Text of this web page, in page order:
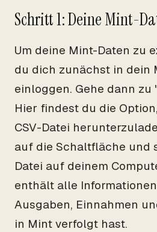
Schritt 1: Deine Mint-
Um deine Mint-Daten zu
du dich zunächst in dein
einloggen. Gehe dann zu
Hier findest du die
CSV-Datei
auf die Schaltfläche und
Datei auf deinem
enthält alle
Ausgaben, Einnahmen
in Mint verfolgt hast.